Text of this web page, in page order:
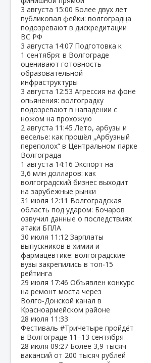
3 августа 15:00 Более двух лет
публиковал фейки: волгоградца
подозревают в дискредитации
ВС РФ
3 августа 14:07 Подготовка к
1 сентября: в Волгограде
оценивают готовность
образовательной
инфраструктуры
3 августа 12:53 Агрессия на фоне
опьянения: волгоградку
подозревают в нападении с
ножом на прохожую
2 августа 11:45Лето, арбузы и
веселье: как прошёл „Арбузный
переполох“ в Центральном парке
Волгограда
1 августа 14:16 Экспорт на
3,6 млн долларов: как
волгоградский бизнес выходит
на зарубежные рынки
31 июля 12:11 Волгоградская
область под ударом: Бочаров
озвучил данные о последствиях
атаки БПЛА
30 июля 11:12 Зарплаты
выпускников в химии и
фармацевтике: волгоградские
вузы закрепились в топ‑15
рейтинга
29 июля 17:46 Объявлен конкурс
на ремонт моста через
Волго‑Донской канал в
Красноармейском районе
28 июля 11:33
Фестиваль #ТриЧетыре пройдёт
в Волгограде 11–13 сентября
28 июля 09:27 Более 3,9 тысяч
вакансий от 200 тысяч рублей